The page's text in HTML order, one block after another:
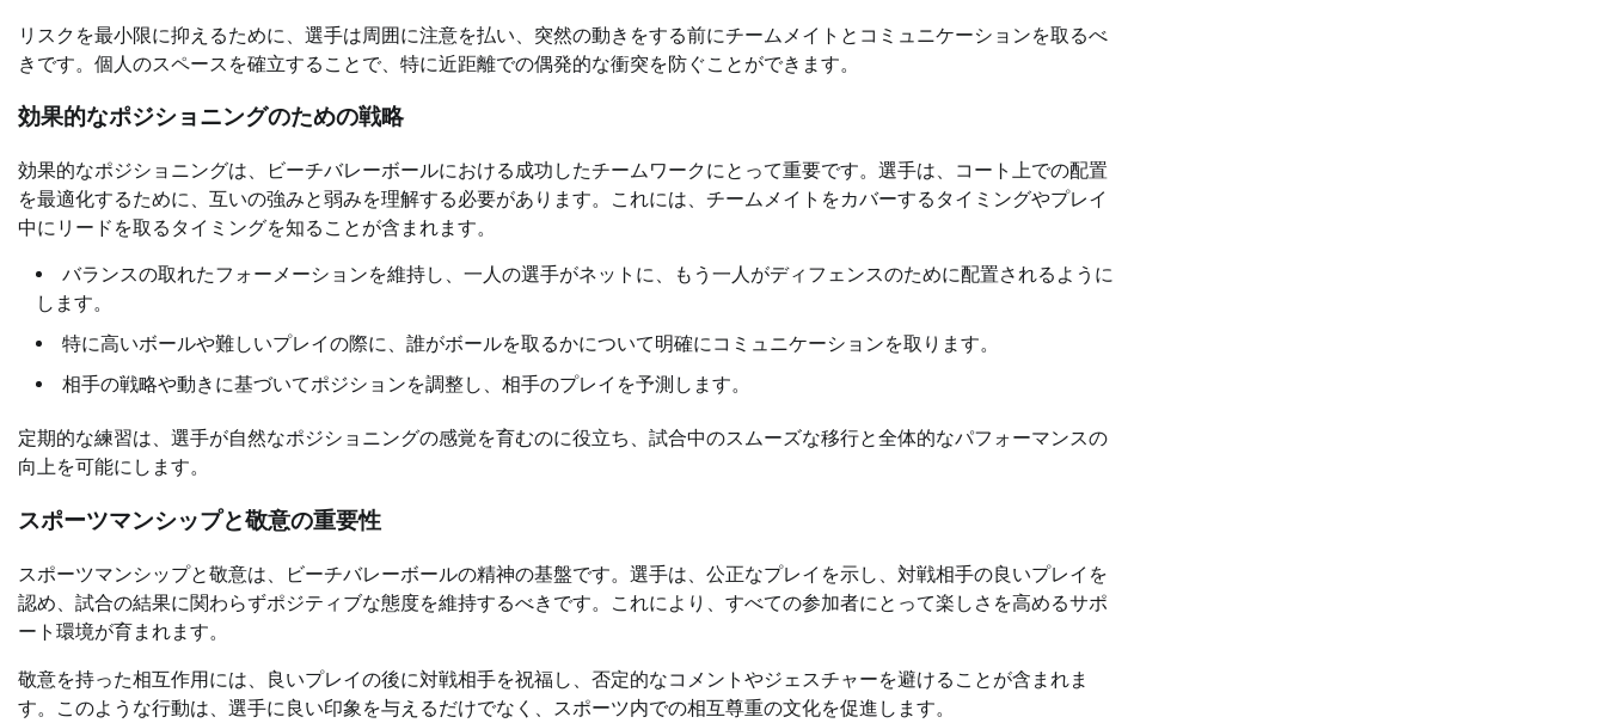
リスクを最小限に抑えるために、選手は周囲に注意を払い、突然の動きをする前にチームメイトとコミュニケーションを取るべ
きです。個人のスペースを確立することで、特に近距離での偶発的な衝突を防ぐことができます。
効果的なポジショニングのための戦略
効果的なポジショニングは、ビーチバレーボールにおける成功したチームワークにとって重要です。選手は、コート上での配置
を最適化するために、互いの強みと弱みを理解する必要があります。これには、チームメイトをカバーするタイミングやプレイ
中にリードを取るタイミングを知ることが含まれます。
バランスの取れたフォーメーションを維持し、一人の選手がネットに、もう一人がディフェンスのために配置されるように
します。
特に高いボールや難しいプレイの際に、誰がボールを取るかについて明確にコミュニケーションを取ります。
相手の戦略や動きに基づいてポジションを調整し、相手のプレイを予測します。
定期的な練習は、選手が自然なポジショニングの感覚を育むのに役立ち、試合中のスムーズな移行と全体的なパフォーマンスの
向上を可能にします。
スポーツマンシップと敬意の重要性
スポーツマンシップと敬意は、ビーチバレーボールの精神の基盤です。選手は、公正なプレイを示し、対戦相手の良いプレイを
認め、試合の結果に関わらずポジティブな態度を維持するべきです。これにより、すべての参加者にとって楽しさを高めるサポ
ート環境が育まれます。
敬意を持った相互作用には、良いプレイの後に対戦相手を祝福し、否定的なコメントやジェスチャーを避けることが含まれま
す。このような行動は、選手に良い印象を与えるだけでなく、スポーツ内での相互尊重の文化を促進します。